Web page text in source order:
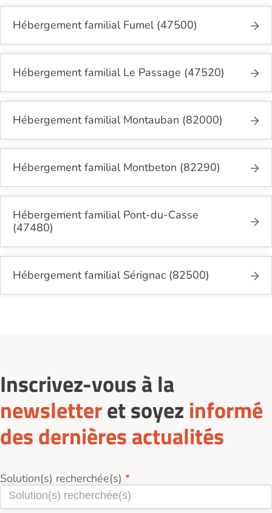
Hébergement familial Fumel (47500)
Hébergement familial Le Passage (47520)
Hébergement familial Montauban (82000)
Hébergement familial Montbeton (82290)
Hébergement familial Pont-du-Casse
(47480)
Hébergement familial Sérignac (82500)
Inscrivez-vous à la
newsletteret soyez informé
des dernières actualités
Solution(s) recherchée(s)